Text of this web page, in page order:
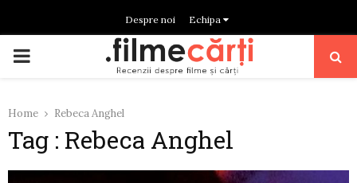
Despre noi Echipa
PRIMARY
Home Rebeca Anghel
Tag : Rebeca Anghel